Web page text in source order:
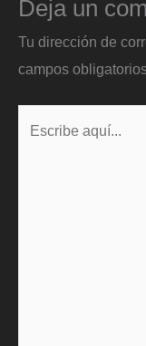
Deja un
Tu dirección de
campos